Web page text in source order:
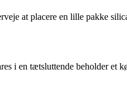
at placere en lille pakke
i en tætsluttende beholder et